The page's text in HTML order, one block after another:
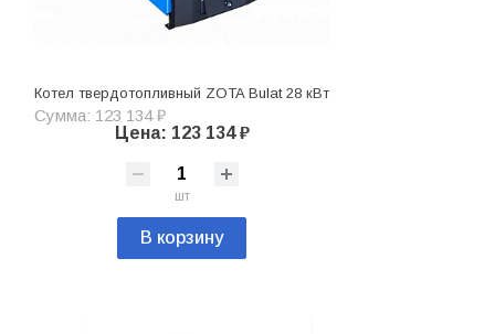
Котел твердотопливный ZOTA Bulat 28 кВт
Сумма: 123 134 ₽
Цена: 123 134 ₽
шт
В корзину